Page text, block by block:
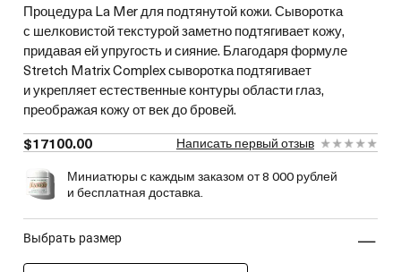
Процедура La Mer для подтянутой кожи. Сыворотка
с шелковистой текстурой заметно подтягивает кожу,
придавая ей упругость и сияние. Благодаря формуле
Stretch Matrix Complex сыворотка подтягивает
и укрепляет естественные контуры области глаз,
преображая кожу от век до бровей.
$17100.00
Написать первый отзыв
Миниатюры с каждым заказом от 8 000 рублей
и бесплатная доставка.
выбрать размер